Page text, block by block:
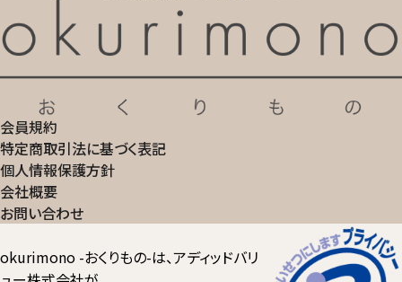
会員規約
特定商取引法に基づく表記
個人情報保護方針
会社概要
お問い合わせ
okurimono -おくりもの-は、アディッドバリ